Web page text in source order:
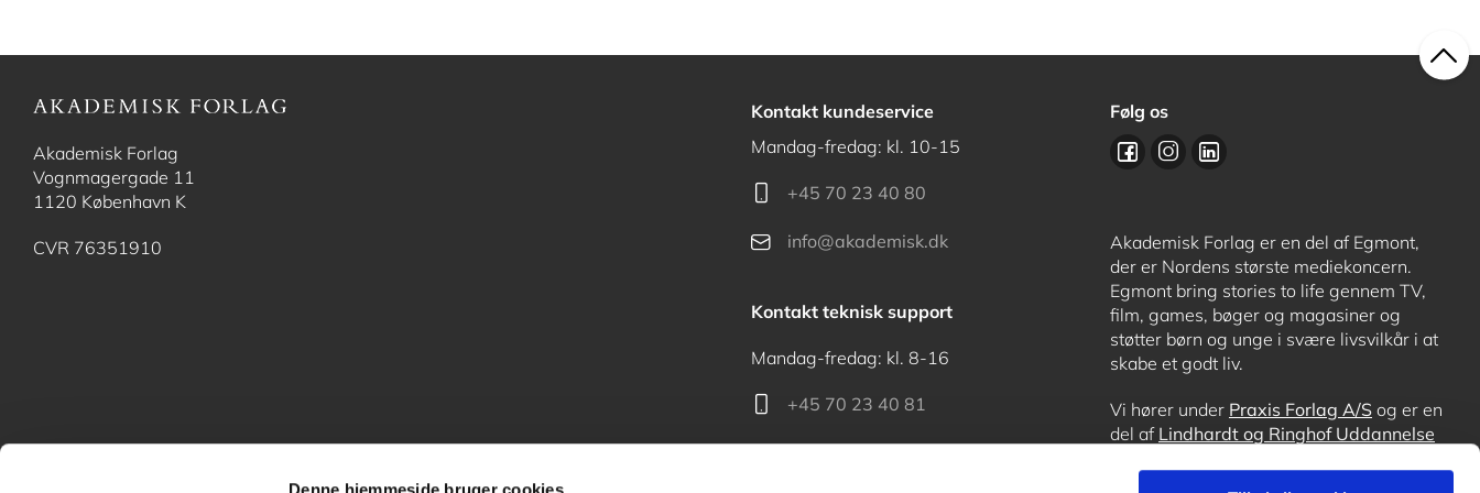
Denne hjemmeside bruger cookies
Akademisk Forlag
Vognmagergade 11
1120 København K
CVR 76351910
Kontakt kundeservice
Mandag-fredag: kl. 10-15
+45 70 23 40 80
info@akademisk.dk
Kontakt teknisk support
Mandag-fredag: kl. 8-16
+45 70 23 40 81
Følg os
Akademisk Forlag er en del af Egmont,
der er Nordens største mediekoncern.
Egmont bring stories to life gennem TV,
film, games, bøger og magasiner og
støtter børn og unge i svære livsvilkår i at
skabe et godt liv.
Vi hører under Praxis Forlag A/S og er en
del af Lindhardt og Ringhof Uddannelse